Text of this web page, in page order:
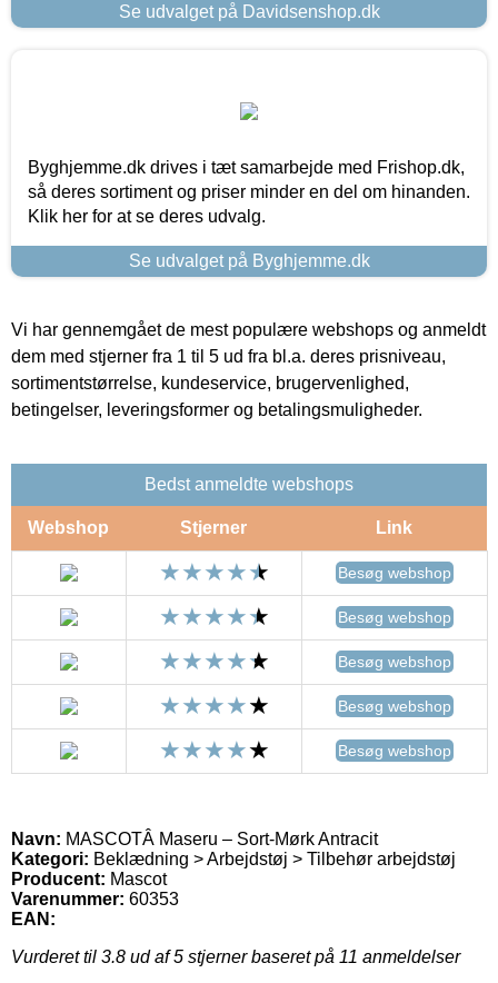
Se udvalget på Davidsenshop.dk
Byghjemme.dk drives i tæt samarbejde med Frishop.dk,
så deres sortiment og priser minder en del om hinanden.
Klik her for at se deres udvalg.
Se udvalget på Byghjemme.dk
Vi har gennemgået de mest populære webshops og anmeldt
dem med stjerner fra 1 til 5 ud fra bl.a. deres prisniveau,
sortimentstørrelse, kundeservice, brugervenlighed,
betingelser, leveringsformer og betalingsmuligheder.
Bedst anmeldte webshops
Webshop Stjerner Link
Besøg webshop
Besøg webshop
Besøg webshop
Besøg webshop
Besøg webshop
Navn: MASCOTÂ Maseru – Sort-Mørk Antracit
Kategori: Beklædning > Arbejdstøj > Tilbehør arbejdstøj
Producent: Mascot
Varenummer: 60353
EAN:
Vurderet til 3.8 ud af 5 stjerner baseret på 11 anmeldelser